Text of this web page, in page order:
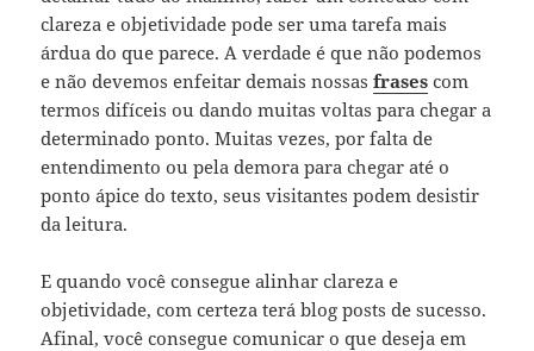
clareza e objetividade pode ser uma tarefa mais
árdua do que parece. A verdade é que não podemos
e não devemos enfeitar demais nossasfrases com
termos difíceis ou dando muitas voltas para chegar a
determinado ponto. Muitas vezes, por falta de
entendimento ou pela demora para chegar até o
ponto ápice do texto, seus visitantes podem desistir
da leitura.
E quando você consegue alinhar clareza e
objetividade, com certeza terá blog posts de sucesso.
Afinal, você consegue comunicar o que deseja em